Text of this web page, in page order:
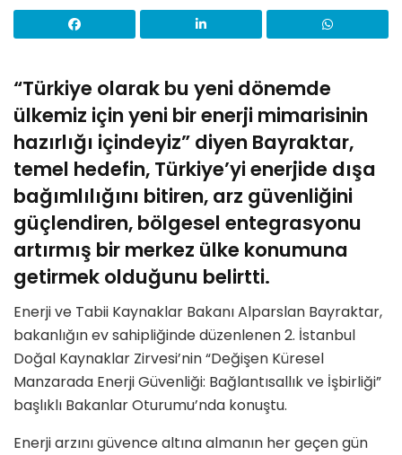
“Türkiye olarak bu yeni dönemde
ülkemiz için yeni bir enerji mimarisinin
hazırlığı içindeyiz” diyen Bayraktar,
temel hedefin, Türkiye’yi enerjide dışa
bağımlılığını bitiren, arz güvenliğini
güçlendiren, bölgesel entegrasyonu
artırmış bir merkez ülke konumuna
getirmek olduğunu belirtti.
Enerji ve Tabii Kaynaklar Bakanı Alparslan Bayraktar,
bakanlığın ev sahipliğinde düzenlenen 2. İstanbul
Doğal Kaynaklar Zirvesi’nin “Değişen Küresel
Manzarada Enerji Güvenliği: Bağlantısallık ve İşbirliği”
başlıklı Bakanlar Oturumu’nda konuştu.
Enerji arzını güvence altına almanın her geçen gün